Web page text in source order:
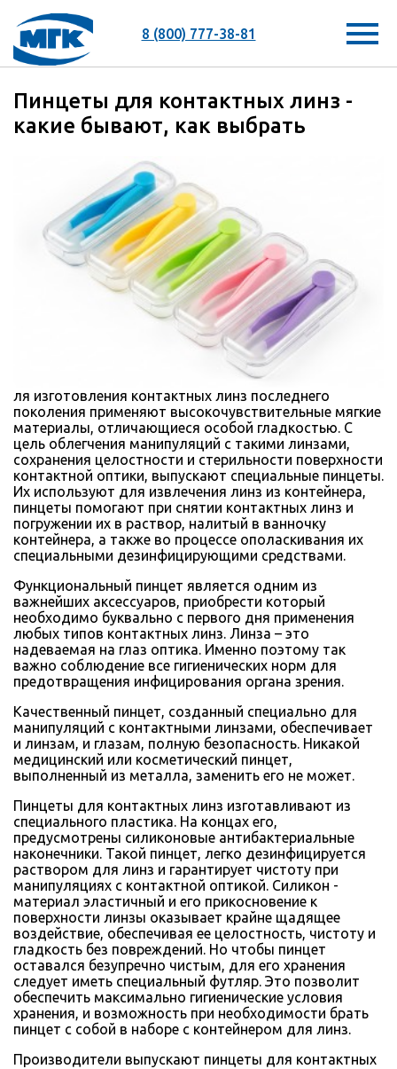
8 (800) 777-38-81
Пинцеты для контактных линз -
какие бывают, как выбрать
ля изготовления контактных линз последнего
поколения применяют высокочувствительные мягкие
материалы, отличающиеся особой гладкостью. С
цель облегчения манипуляций с такими линзами,
сохранения целостности и стерильности поверхности
контактной оптики, выпускают специальные пинцеты.
Их используют для извлечения линз из контейнера,
пинцеты помогают при снятии контактных линз и
погружении их в раствор, налитый в ванночку
контейнера, а также во процессе ополаскивания их
специальными дезинфицирующими средствами.
Функциональный пинцет является одним из
важнейших аксессуаров, приобрести который
необходимо буквально с первого дня применения
любых типов контактных линз. Линза – это
надеваемая на глаз оптика. Именно поэтому так
важно соблюдение все гигиенических норм для
предотвращения инфицирования органа зрения.
Качественный пинцет, созданный специально для
манипуляций с контактными линзами, обеспечивает
и линзам, и глазам, полную безопасность. Никакой
медицинский или косметический пинцет,
выполненный из металла, заменить его не может.
Пинцеты для контактных линз изготавливают из
специального пластика. На концах его,
предусмотрены силиконовые антибактериальные
наконечники. Такой пинцет, легко дезинфицируется
раствором для линз и гарантирует чистоту при
манипуляциях с контактной оптикой. Силикон -
материал эластичный и его прикосновение к
поверхности линзы оказывает крайне щадящее
воздействие, обеспечивая ее целостность, чистоту и
гладкость без повреждений. Но чтобы пинцет
оставался безупречно чистым, для его хранения
следует иметь специальный футляр. Это позволит
обеспечить максимально гигиенические условия
хранения, и возможность при необходимости брать
пинцет с собой в наборе с контейнером для линз.
Производители выпускают пинцеты для контактных